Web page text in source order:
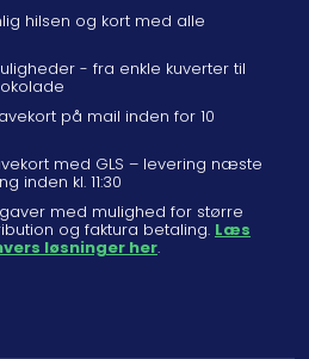
hilsen og kort med alle
- fra enkle kuverter til
på mail inden for 10
med GLS – levering næste
inden kl. 11:30
med mulighed for større
og faktura betaling. Læs
løsninger her.